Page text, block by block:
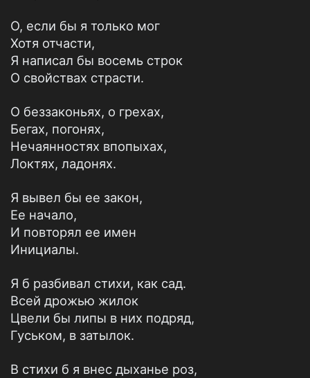
О, если бы я только мог
Хотя отчасти,
Я написал бы восемь строк
О свойствах страсти.
О беззаконьях, о грехах,
Бегах, погонях,
Нечаянностях впопыхах,
Локтях, ладонях.
Я вывел бы ее закон,
Ее начало,
И повторял ее имен
Инициалы.
Я б разбивал стихи, как сад.
Всей дрожью жилок
Цвели бы липы в них подряд,
Гуськом, в затылок.
В стихи б я внес дыханье роз,